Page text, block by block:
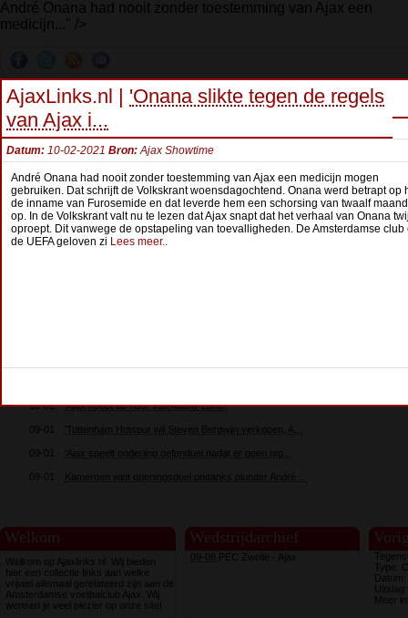
André Onana had nooit zonder toestemming van Ajax een
medicijn..." />
AjaxLinks.nl | 'Onana slikte tegen de regels
van Ajax i...
Datum: 10-02-2021 Bron: Ajax Showtime
André Onana had nooit zonder toestemming van Ajax een medicijn mogen
gebruiken. Dat schrijftde Volkskrantwoensdagochtend. Onana werd betrapt op
de inname van Furosemide en dat leverde hem een schorsing van twaalf
op. In de Volkskrant valt nu te lezen dat Ajax snapt dat het verhaal van Onana
oproept. Dit vanwege de opstapeling van toevalligheden. De Amsterdamse club
de UEFA geloven zi Lees meer..
Ajax Netwerk Headlines
10-01 'Ajax hoopt op huur van Andriy Lunin'
'Tottenham Hotspur wil Steven Bergwijn verkopen, A...
'Ajax speelt onderling oefenduel nadat er geen teg...
Kameroen wint openingsduel ondanks blunder André ...
Welkom
Welkom op Ajaxlinks.nl. Wij bieden
hier een collectie links aan welke
vrijwel allemaal gerelateerd zijn aan de
Amsterdamse voetbalclub Ajax. Wij
wensen je veel plezier op onze site!
Wedstrijdarchief
PEC Zwolle - Ajax
Type:
Meer